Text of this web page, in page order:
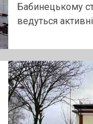
Бабинецькому
ведуться